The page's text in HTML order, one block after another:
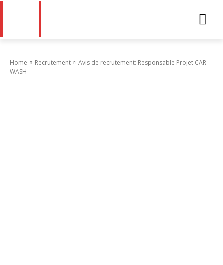
Home Recrutement
Avis de recrutement: Responsable Projet CAR
WASH